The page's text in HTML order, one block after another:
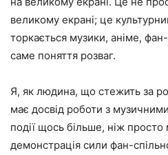
великому екрані; це
торкається музики, аніме,
саме поняття розваг.
Я, як людина, що стежить за
має досвід роботи з
події щось більше, ніж
демонстрація сили фан-